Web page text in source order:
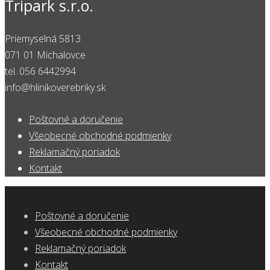
Tripark s.r.o.
Priemyselná 5813
071 01 Michalovce
tel. 056 6442994
info@hlinikoverebriky.sk
Poštovné a doručenie
Všeobecné obchodné podmienky
Reklamačný poriadok
Kontakt
Poštovné a doručenie
Všeobecné obchodné podmienky
Reklamačný poriadok
Kontakt